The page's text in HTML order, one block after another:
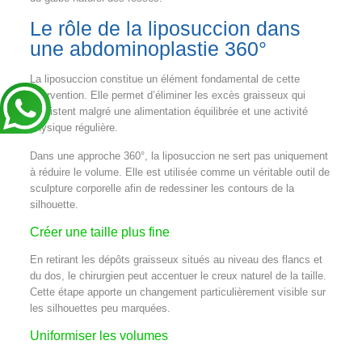
Le rôle de la liposuccion dans
une abdominoplastie 360°
La liposuccion constitue un élément fondamental de cette
intervention. Elle permet d’éliminer les excès graisseux qui
persistent malgré une alimentation équilibrée et une activité
physique régulière.
Dans une approche 360°, la liposuccion ne sert pas uniquement
à réduire le volume. Elle est utilisée comme un véritable outil de
sculpture corporelle afin de redessiner les contours de la
silhouette.
Créer une taille plus fine
En retirant les dépôts graisseux situés au niveau des flancs et
du dos, le chirurgien peut accentuer le creux naturel de la taille.
Cette étape apporte un changement particulièrement visible sur
les silhouettes peu marquées.
Uniformiser les volumes